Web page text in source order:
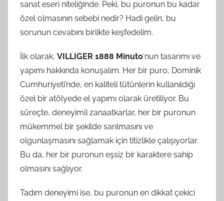
sanat eseri niteliğinde. Peki, bu puronun bu kadar
özel olmasının sebebi nedir? Hadi gelin, bu
sorunun cevabını birlikte keşfedelim.
İlk olarak, VILLIGER 1888 Minuto‘nun tasarımı ve
yapımı hakkında konuşalım. Her bir puro, Dominik
Cumhuriyeti’nde, en kaliteli tütünlerin kullanıldığı
özel bir atölyede el yapımı olarak üretiliyor. Bu
süreçte, deneyimli zanaatkarlar, her bir puronun
mükemmel bir şekilde sarılmasını ve
olgunlaşmasını sağlamak için titizlikle çalışıyorlar.
Bu da, her bir puronun eşsiz bir karaktere sahip
olmasını sağlıyor.
Tadım deneyimi ise, bu puronun en dikkat çekici